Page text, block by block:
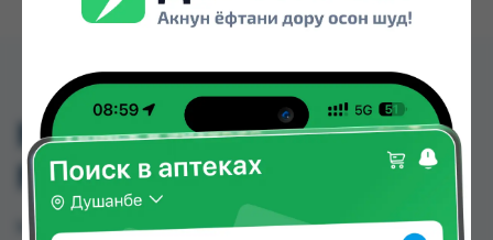
MAGNESIUM CITRATE
№ 120 КАП
MAGNESIUM CITRATE № 120 КАП можно купить